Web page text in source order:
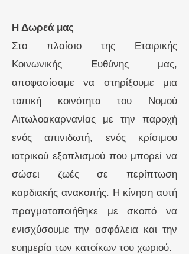
Η Δωρεά μας
Στο πλαίσιο της Εταιρικής
Κοινωνικής Ευθύνης μας,
αποφασίσαμε να στηρίξουμε μια
τοπική κοινότητα του Νομού
Αιτωλοακαρνανίας με την παροχή
ενός απινιδωτή, ενός κρίσιμου
ιατρικού εξοπλισμού που μπορεί να
σώσει ζωές σε περίπτωση
καρδιακής ανακοπής. Η κίνηση αυτή
πραγματοποιήθηκε με σκοπό να
ενισχύσουμε την ασφάλεια και την
ευημερία των κατοίκων του χωριού.